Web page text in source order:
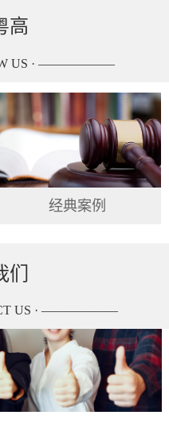
高
US · ——————
经典案例
们
US · ——————